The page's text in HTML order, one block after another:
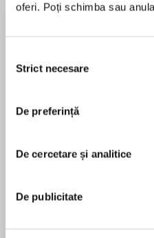
oferi. Poți schimba sau
consimțământului
Strict necesare
De preferință
De cercetare și analitice
De publicitate
Desprecarte
poverty, knows what
gender, and to marry
and her first love.
When Charlie
from a wealthy family,
shutting out her
their story into fiction,
MAI MULT
pentru această carte
Joy Callaway lives in